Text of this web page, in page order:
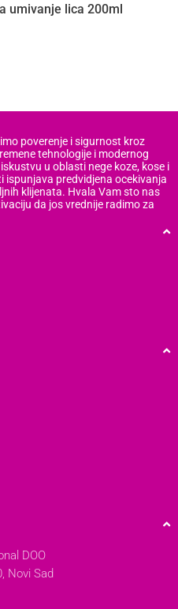
umivanje lica 200ml
poverenje i sigurnost kroz
tehnologije i modernog
u oblasti nege koze, kose i
predvidjena ocekivanja
klijenata. Hvala Vam sto nas
da jos vrednije radimo za
DOO
Novi Sad